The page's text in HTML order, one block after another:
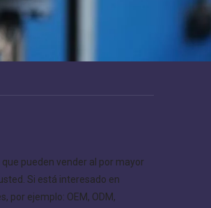
que pueden vender al por mayor
Si está interesado en
por ejemplo: OEM, ODM,